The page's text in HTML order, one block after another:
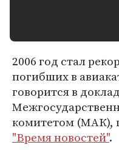
2006 год стал
погибших в
говорится в
комитетом (МАК),
"Время новостей".